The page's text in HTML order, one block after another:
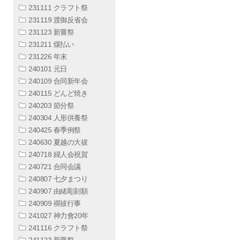
231111 クラフト祭
231119 渡御反省会
231123 新嘗祭
231211 煤払い
231226 年末
240101 元日
240109 合同新年会
240115 どんど焼き
240203 節分祭
240304 人形供養祭
240425 春季例祭
240630 夏越の大祓
240718 婦人会祝賀
240721 合同会議
240807 七夕まつり
240907 由緒彫刻額
240909 禊祓行事
241027 神力會20年
241116 クラフト祭